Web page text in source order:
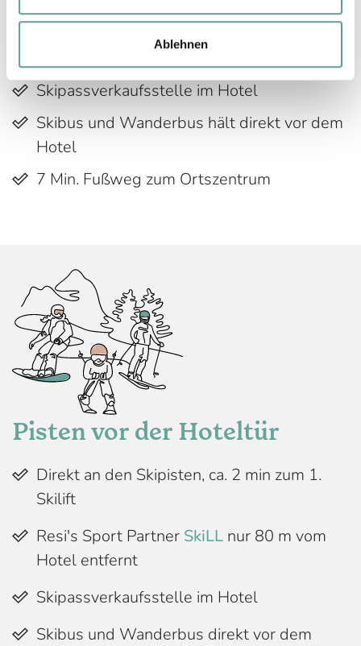
Ablehnen
Partner-Skischule & Skiverleih &
Skipassverkaufsstelle im Hotel
Skibus und Wanderbus hält direkt vor dem
Hotel
7 Min. Fußweg zum Ortszentrum
Pisten vor der Hoteltür
Direkt an den Skipisten, ca. 2 min zum 1.
Skilift
Resi's Sport Partner SkiLL nur 80 m vom
Hotel entfernt
Skipassverkaufsstelle im Hotel
Skibus und Wanderbus direkt vor dem